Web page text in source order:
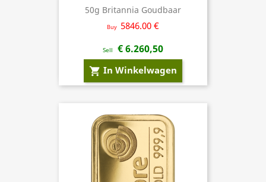
50g Britannia Goudbaar
Buy 5846.00 €
Sell € 6.260,50
shopping_cart In Winkelwagen